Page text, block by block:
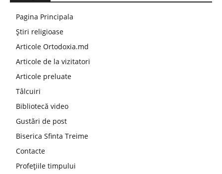
Pagina Principala
Știri religioase
Articole Ortodoxia.md
Articole de la vizitatori
Articole preluate
Tâlcuiri
Bibliotecă video
Gustări de post
Biserica Sfinta Treime
Contacte
Profețiile timpului